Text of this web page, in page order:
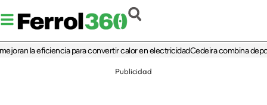
la eficiencia para convertir calor en electricidadCedeira combina deporte,
Publicidad